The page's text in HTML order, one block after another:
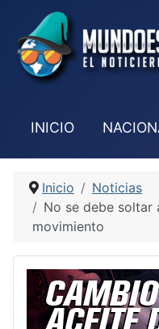
INICIO
Inicio
Noticias
No se debe soltar
movimiento